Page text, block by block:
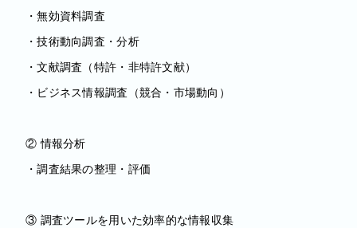
・無効資料調査
・技術動向調査・分析
・文献調査（特許・非特許文献）
・ビジネス情報調査（競合・市場動向）
② 情報分析
・調査結果の整理・評価
③ 調査ツールを用いた効率的な情報収集